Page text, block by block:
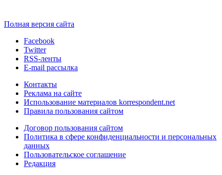
Полная версия сайта
Facebook
Twitter
RSS-ленты
E-mail рассылка
Контакты
Реклама на сайте
Использование материалов korrespondent.net
Правила пользования сайтом
Договор пользования сайтом
Политика в сфере конфиденциальности и персональных
данных
Пользовательское соглашение
Редакция